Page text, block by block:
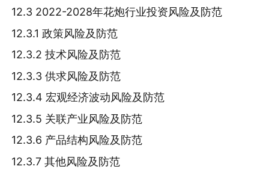
12.3 2022-2028年花炮行业投资风险及防范
12.3.1 政策风险及防范
12.3.2 技术风险及防范
12.3.3 供求风险及防范
12.3.4 宏观经济波动风险及防范
12.3.5 关联产业风险及防范
12.3.6 产品结构风险及防范
12.3.7 其他风险及防范